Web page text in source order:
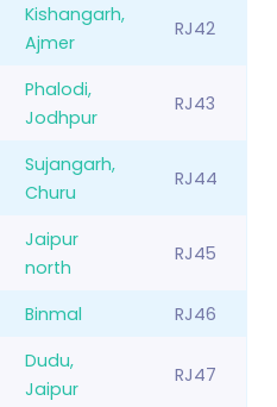
Kishangarh,
Ajmer
RJ42
Phalodi,
Jodhpur
RJ43
Sujangarh,
Churu
RJ44
Jaipur
north
RJ45
Binmal RJ46
Dudu,
Jaipur
RJ47